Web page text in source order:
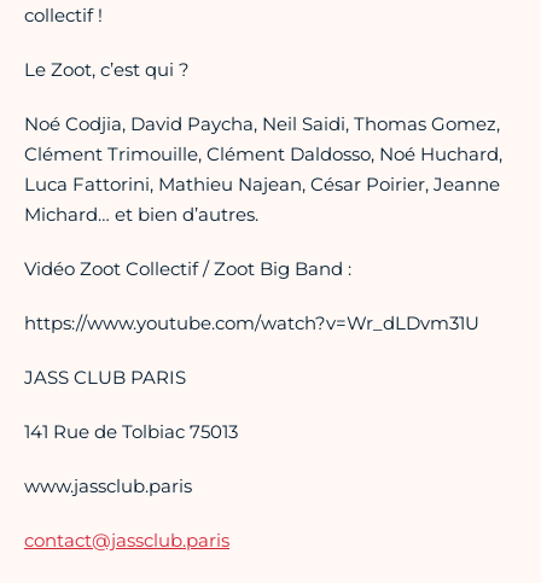
collectif !
Le Zoot, c’est qui ?
Noé Codjia, David Paycha, Neil Saidi, Thomas Gomez,
Clément Trimouille, Clément Daldosso, Noé Huchard,
Luca Fattorini, Mathieu Najean, César Poirier, Jeanne
Michard… et bien d’autres.
Vidéo Zoot Collectif / Zoot Big Band :
https://www.youtube.com/watch?v=Wr_dLDvm31U
JASS CLUB PARIS
141 Rue de Tolbiac 75013
www.jassclub.paris
contact@jassclub.paris